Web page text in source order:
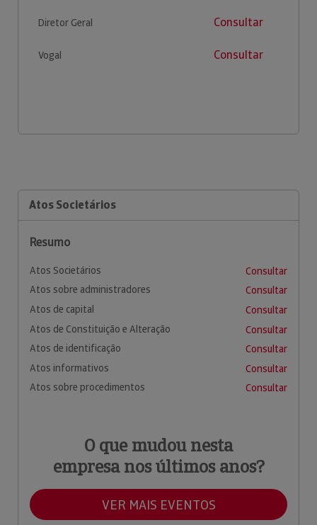
Diretor Geral Consultar
Vogal Consultar
Atos Societários
Resumo
Atos Societários
Consultar
Atos sobre administradores
Consultar
Atos de capital
Consultar
Atos de Constituição e Alteração
Consultar
Atos de identificação
Consultar
Atos informativos
Consultar
Atos sobre procedimentos
Consultar
O que mudou nesta
empresa nos últimos anos?
VER MAIS EVENTOS